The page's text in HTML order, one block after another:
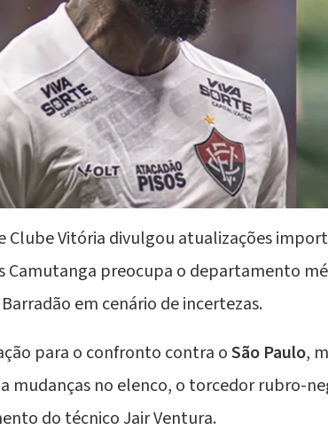
Clube Vitória divulgou atualizações
Camutanga preocupa o departamento
Barradão em cenário de incertezas.
para o confronto contra oSão Paulo,
mudanças no elenco, o torcedor rubro-
do técnicoJair Ventura.